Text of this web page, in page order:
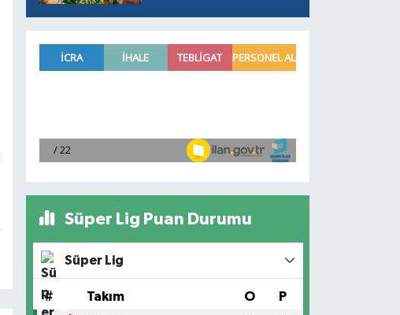
Süper Lig Puan Durumu
Süper Lig
# Takım O P